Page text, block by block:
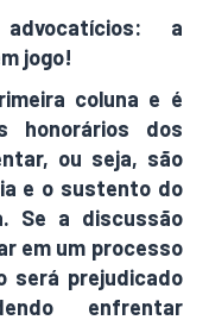
a
jogo!
coluna e é
honorários dos
ou seja, são
e o sustento do
Se a discussão
em um processo
será prejudicado
enfrentar